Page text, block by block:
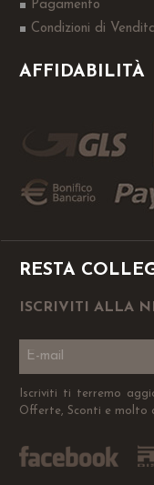
Pagamento
Condizioni di
AFFIDABILITÀ
RESTA
ISCRIVITI ALLA
Iscriviti ti terremo
Offerte, Sconti e molto